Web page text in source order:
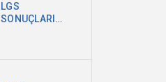
LGS
SONUÇLARI